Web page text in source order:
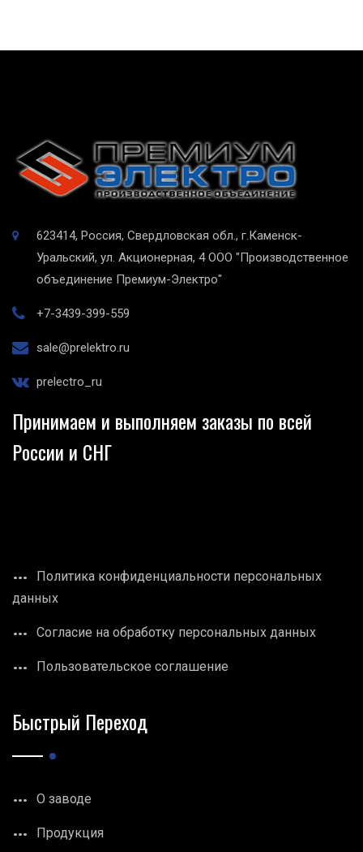
623414, Россия, Свердловская обл., г.Каменск-
Уральский, ул. Акционерная, 4 ООО "Производственное
объединение Премиум-Электро"
+7-3439-399-559
sale@prelektro.ru
prelectro_ru
Принимаем и выполняем заказы по всей
России и СНГ
Политика конфиденциальности персональных
данных
Согласие на обработку персональных данных
Пользовательское соглашение
Быстрый Переход
О заводе
Продукция